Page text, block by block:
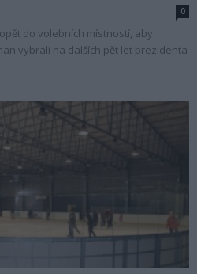
0
do volebních místností, aby
vybrali na dalších pět let prezidenta